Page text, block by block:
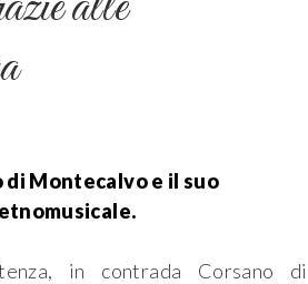
Montecalvo e il suo
in contrada Corsano di